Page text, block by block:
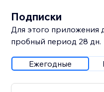
Подписки
Для этого приложения
пробный период 28 дн.
Ежегодные